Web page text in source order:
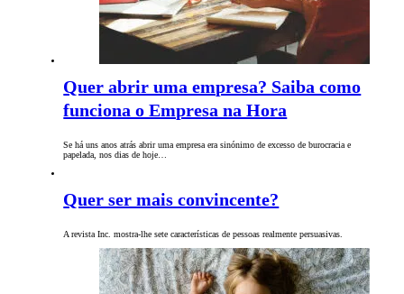
Quer abrir uma empresa? Saiba como
funciona o Empresa na Hora
Se há uns anos atrás abrir uma empresa era sinónimo de excesso de burocracia e
papelada, nos dias de hoje…
Quer ser mais convincente?
A revista Inc. mostra-lhe sete características de pessoas realmente persuasivas.